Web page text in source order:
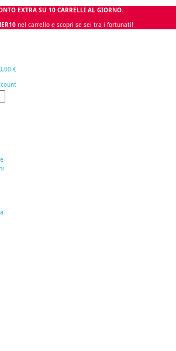
EXTRA SU 10 CARRELLI AL GIORNO.
nel carrello e scopri se sei tra i fortunati!
€